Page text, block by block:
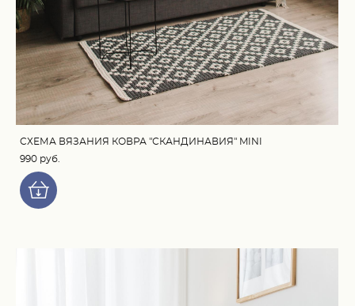
СХЕМА ВЯЗАНИЯ КОВРА "СКАНДИНАВИЯ" MINI
990 pуб.